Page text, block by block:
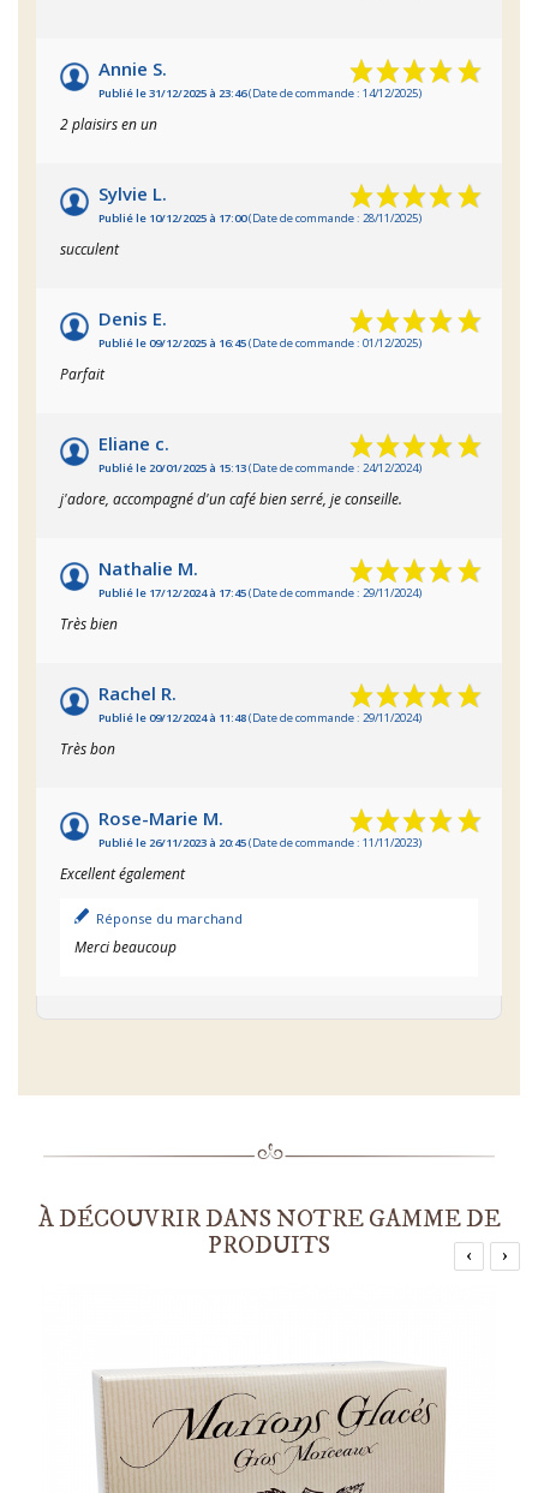
Annie S.
Publié le 31/12/2025 à 23:46(Date de commande : 14/12/2025)
2 plaisirs en un
Sylvie L.
Publié le 10/12/2025 à 17:00(Date de commande : 28/11/2025)
succulent
Denis E.
Publié le 09/12/2025 à 16:45(Date de commande : 01/12/2025)
Parfait
Eliane c.
Publié le 20/01/2025 à 15:13(Date de commande : 24/12/2024)
j'adore, accompagné d'un café bien serré, je conseille.
Nathalie M.
Publié le 17/12/2024 à 17:45(Date de commande : 29/11/2024)
Très bien
Rachel R.
Publié le 09/12/2024 à 11:48(Date de commande : 29/11/2024)
Très bon
Rose-Marie M.
Publié le 26/11/2023 à 20:45(Date de commande : 11/11/2023)
Excellent également
Réponse du marchand
Merci beaucoup
À DÉCOUVRIR DANS NOTRE GAMME DE
PRODUITS
‹ ›